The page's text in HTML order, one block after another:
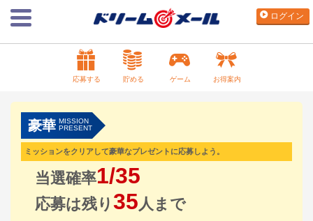
ログイン
応募する 貯める ゲーム お得案内
豪華 MISSION
PRESENT
ミッションをクリアして豪華なプレゼントに応募しよう。
当選確率1/35
応募は残り 35人まで